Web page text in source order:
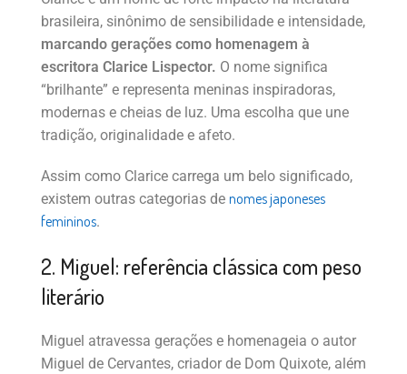
brasileira, sinônimo de sensibilidade e intensidade,
marcando gerações como homenagem à
escritora Clarice Lispector. O nome significa
“brilhante” e representa meninas inspiradoras,
modernas e cheias de luz. Uma escolha que une
tradição, originalidade e afeto.
Assim como Clarice carrega um belo significado,
existem outras categorias de nomes japoneses
femininos.
2. Miguel: referência clássica com peso
literário
Miguel atravessa gerações e homenageia o autor
Miguel de Cervantes, criador de Dom Quixote, além